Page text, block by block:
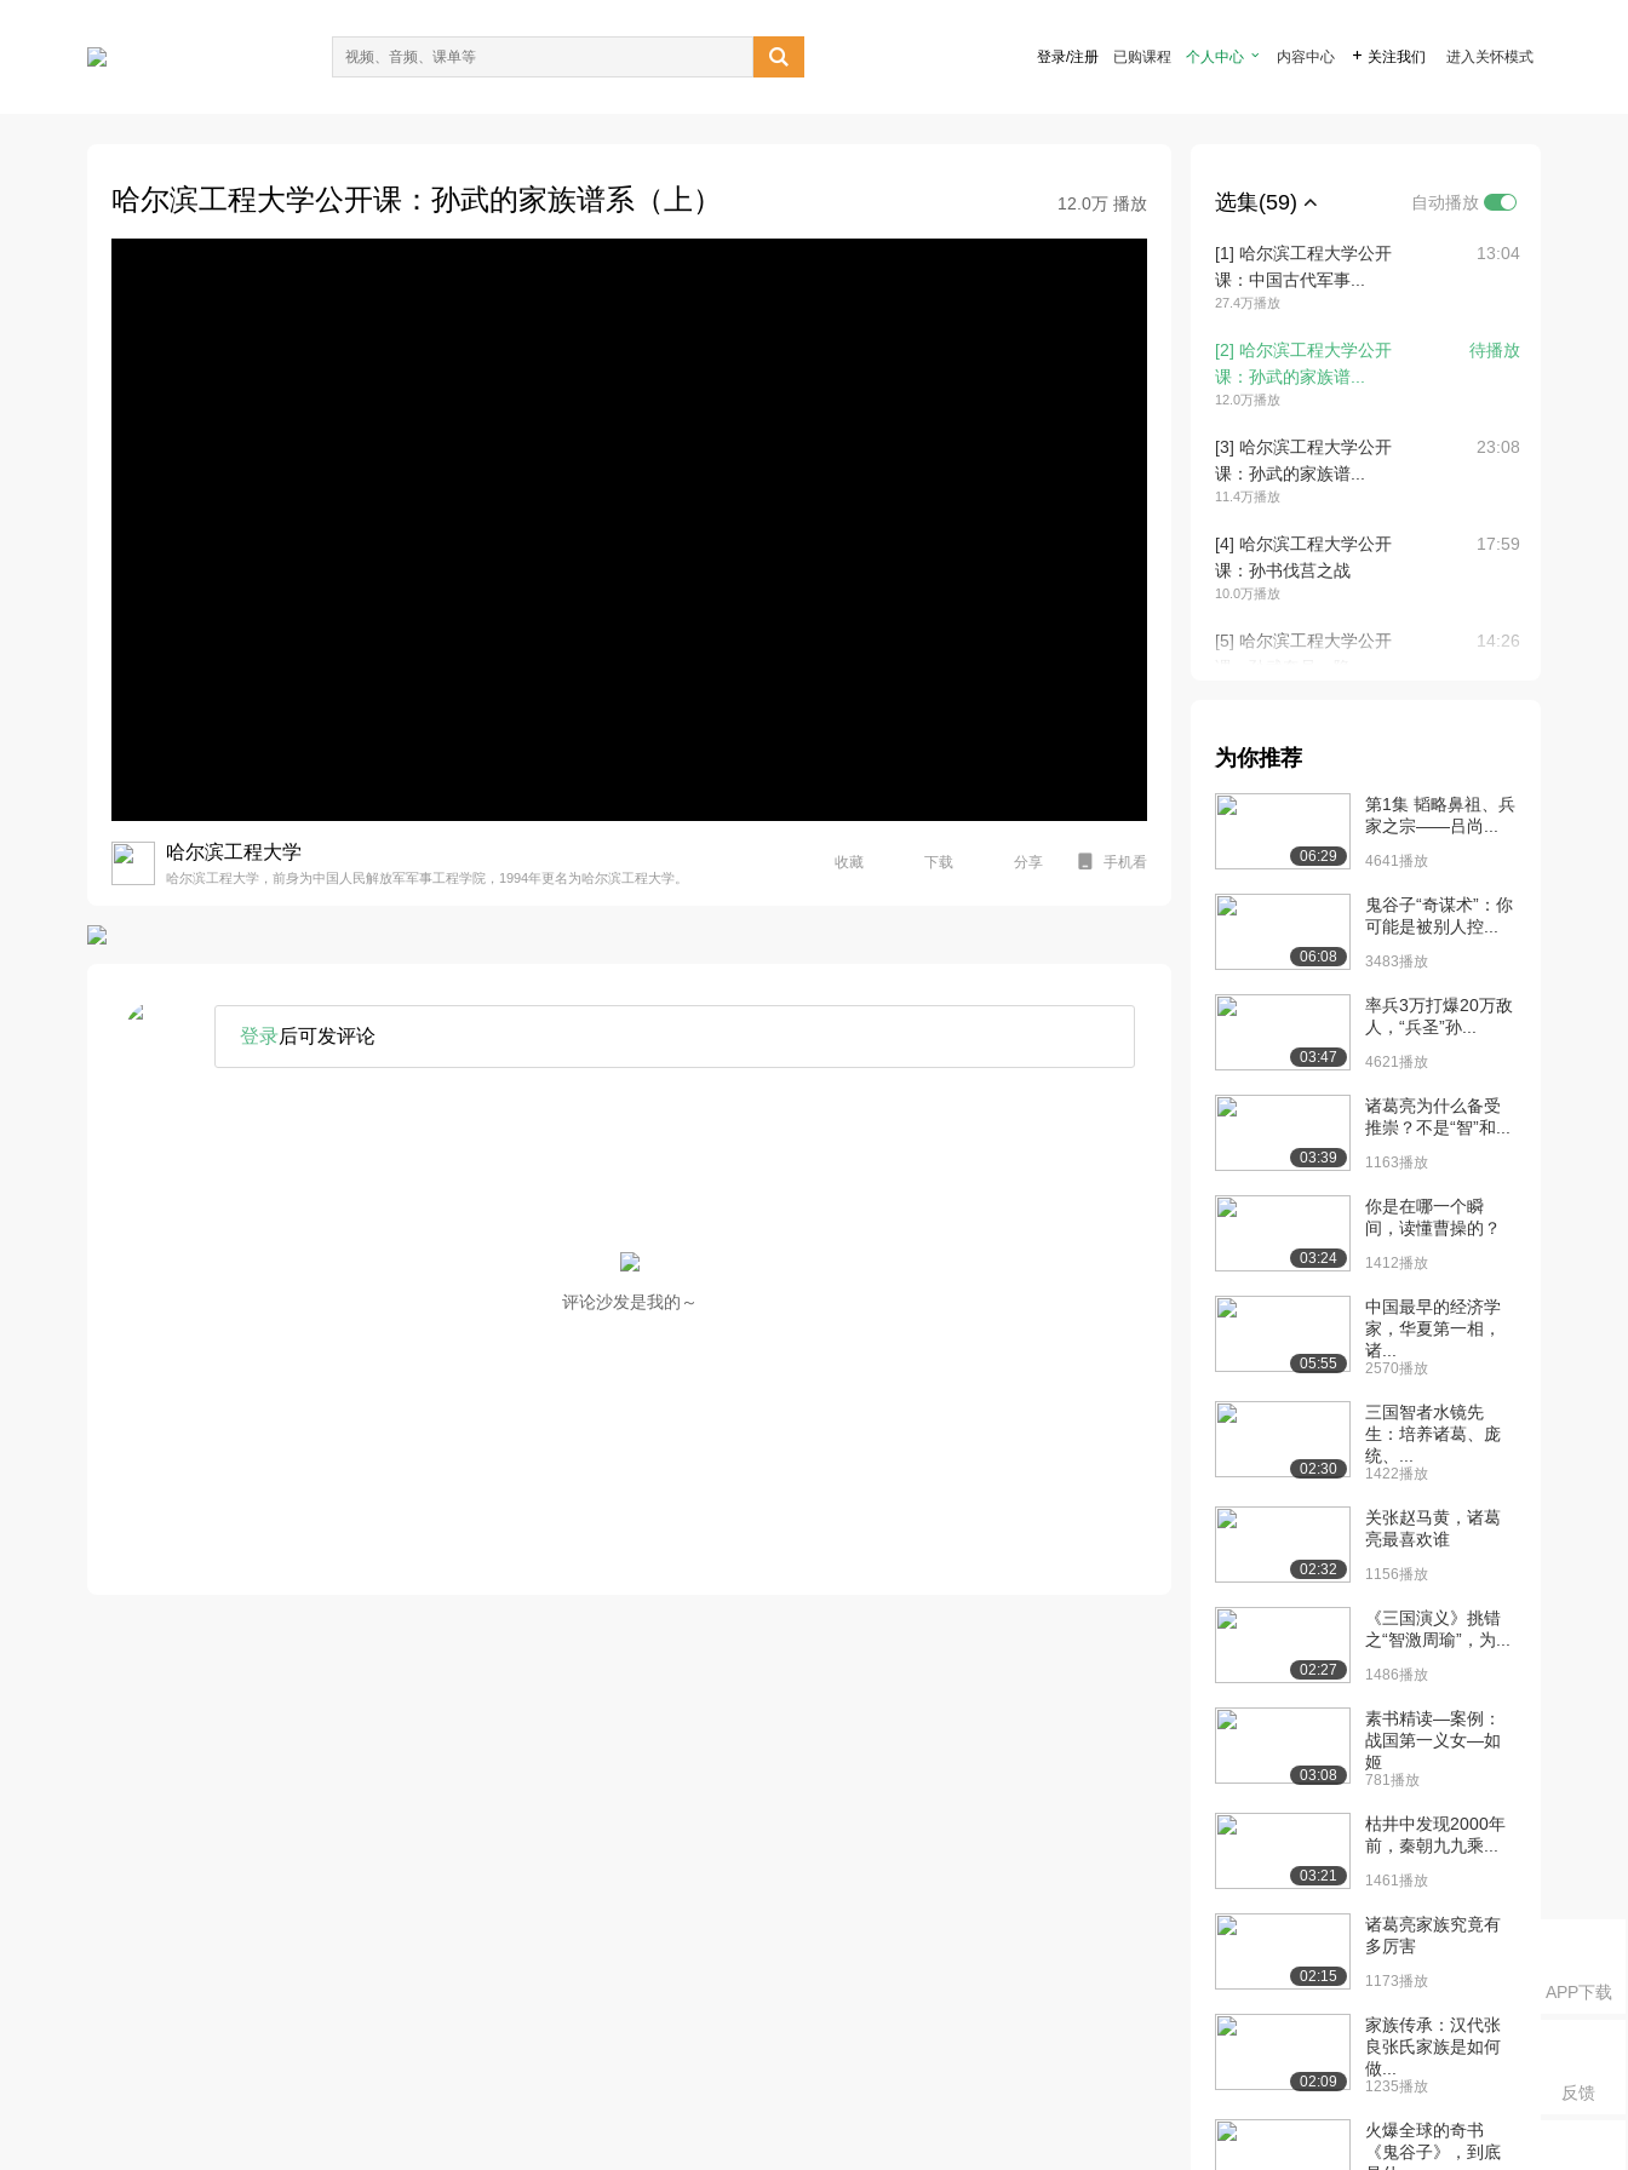
 登录/注册 已购课程 个人中心  内容中心  关注我们 进入关怀模式
APP下载
反馈
哈尔滨工程大学公开课：孙武的家族谱系（上） 12.0万 播放
哈尔滨工程大学
哈尔滨工程大学，前身为中国人民解放军军事工程学院，1994年更名为哈尔滨工程大学。
收藏 下载 分享 手机看
登录后可发评论
评论沙发是我的～
选集(59) 自动播放
[1] 哈尔滨工程大学公开
课：中国古代军事...
27.4万播放
13:04
[2] 哈尔滨工程大学公开
课：孙武的家族谱...
12.0万播放
待播放
[3] 哈尔滨工程大学公开
课：孙武的家族谱...
11.4万播放
23:08
[4] 哈尔滨工程大学公开
课：孙书伐莒之战
10.0万播放
17:59
[5] 哈尔滨工程大学公开
14:26
课：孙武吴宫斩美...
[7] 哈尔滨工程大学公开
课：孙武建功立业
12:57
[8] 哈尔滨工程大学公开
课：计篇（一）
08:31
[9] 哈尔滨工程大学公开
课：计篇（二）
[10] 哈尔滨工程大学公开
课：计篇（三）
9.0万播放
16:34
[11] 哈尔滨工程大学公开
课：计篇（四）
8.3万播放
17:19
[12] 哈尔滨工程大学公开
8.1万播放
06:56
[13] 哈尔滨工程大学公开
22:53
[14] 哈尔滨工程大学公开
07:11
[15] 哈尔滨工程大学公开
22:00
[16] 哈尔滨工程大学公开
课：作战篇（四）
课：作战篇（五）
课：作战篇（六）...
课：作战篇（六）...
[20] 哈尔滨工程大学公开
课：作战篇（七）
6.3万播放
为你推荐
06:29
第1集 韬略鼻祖、兵
家之宗——吕尚...
4641播放
06:08
鬼谷子“奇谋术”：你
可能是被别人控...
3483播放
03:47
率兵3万打爆20万敌
人，“兵圣”孙...
4621播放
03:39
诸葛亮为什么备受
推崇？不是“智”和...
1163播放
03:24
你是在哪一个瞬
间，读懂曹操的？
1412播放
05:55
中国最早的经济学
家，华夏第一相，
诸...
2570播放
02:30
三国智者水镜先
生：培养诸葛、庞
统、...
1422播放
02:32
关张赵马黄，诸葛
亮最喜欢谁
1156播放
02:27
《三国演义》挑错
之“智激周瑜”，为...
1486播放
03:08
素书精读—案例：
战国第一义女—如
姬
781播放
03:21
枯井中发现2000年
前，秦朝九九乘...
1461播放
02:15
诸葛亮家族究竟有
多厉害
1173播放
02:09
家族传承：汉代张
良张氏家族是如何
做...
1235播放
火爆全球的奇书
《鬼谷子》，到底